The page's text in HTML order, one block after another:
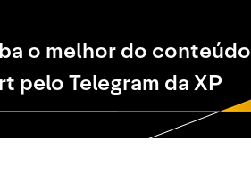
o melhor do conteúdo
pelo Telegram da XP